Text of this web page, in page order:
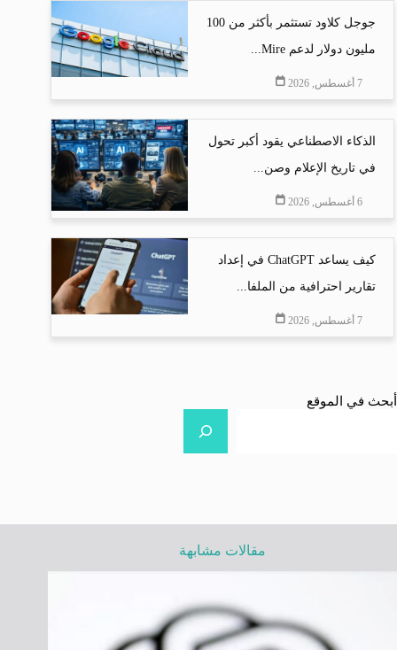
جوجل كلاود تستثمر بأكثر من 100
مليون دولار لدعم Mire...
7 أغسطس, 2026
الذكاء الاصطناعي يقود أكبر تحول
في تاريخ الإعلام وصن...
6 أغسطس, 2026
كيف يساعد ChatGPT في إعداد
تقارير احترافية من الملفا...
7 أغسطس, 2026
أبحث في الموقع
مقالات مشابهة